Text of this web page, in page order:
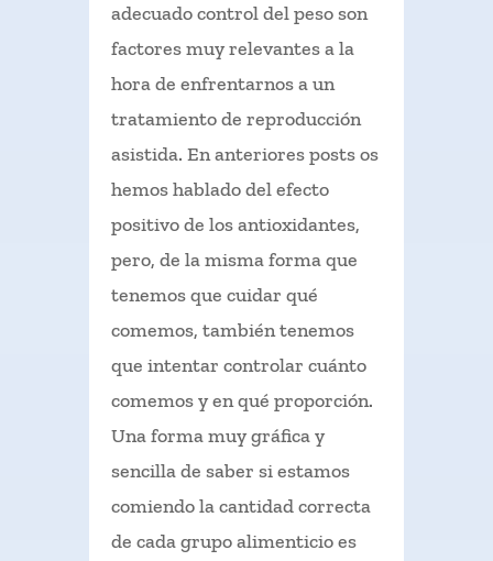
adecuado control del peso son
factores muy relevantes a la
hora de enfrentarnos a un
tratamiento de reproducción
asistida. En anteriores posts os
hemos hablado del efecto
positivo de los antioxidantes,
pero, de la misma forma que
tenemos que cuidar qué
comemos, también tenemos
que intentar controlar cuánto
comemos y en qué proporción.
Una forma muy gráfica y
sencilla de saber si estamos
comiendo la cantidad correcta
de cada grupo alimenticio es